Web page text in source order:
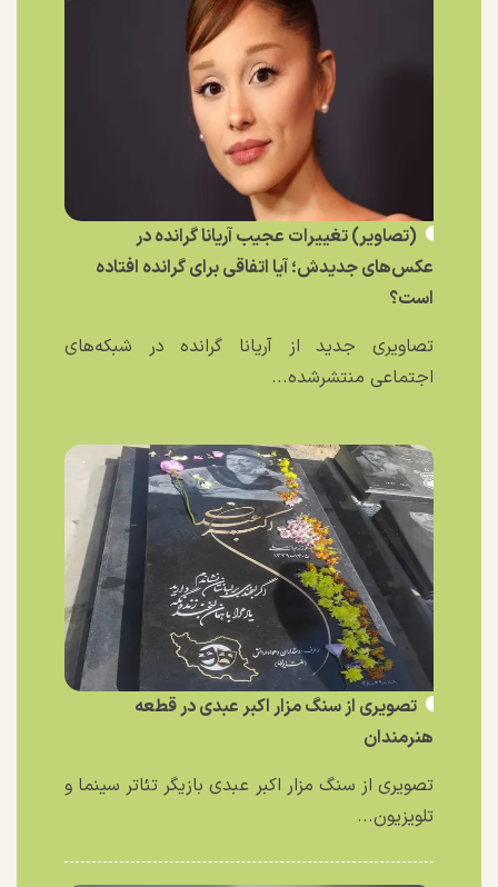
(تصاویر) تغییرات عجیب آریانا گرانده در
عکس‌های جدیدش؛ آیا اتفاقی برای گرانده افتاده
است؟
تصاویری جدید از آریانا گرانده در شبکه‌های
اجتماعی منتشرشده...
تصویری از سنگ مزار اکبر عبدی در قطعه
هنرمندان
تصویری از سنگ مزار اکبر عبدی بازیگر تئاتر سینما و
تلویزیون...